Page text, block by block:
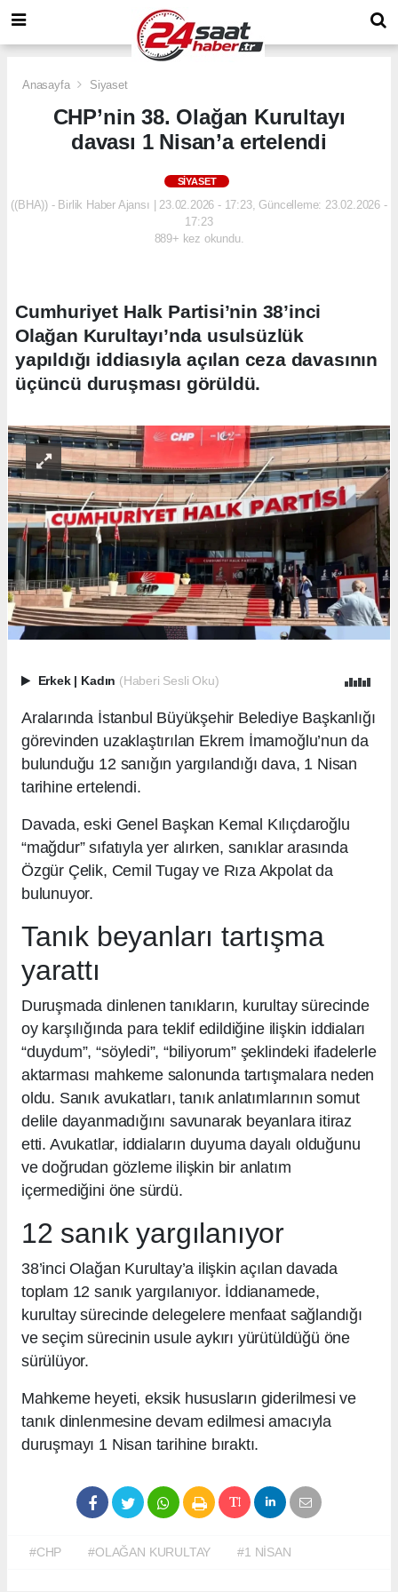
Anasayfa Siyaset
CHP’nin 38. Olağan Kurultayı
davası 1 Nisan’a ertelendi
SIYASET
((BHA)) - Birlik Haber Ajansı | 23.02.2026 - 17:23, Güncelleme: 23.02.2026 -
17:23
889+ kez okundu.
Cumhuriyet Halk Partisi’nin 38’inci
Olağan Kurultayı’nda usulsüzlük
yapıldığı iddiasıyla açılan ceza davasının
üçüncü duruşması görüldü.
Erkek | Kadın (Haberi Sesli Oku)
Aralarında İstanbul Büyükşehir Belediye Başkanlığı
görevinden uzaklaştırılan Ekrem İmamoğlu’nun da
bulunduğu 12 sanığın yargılandığı dava, 1 Nisan
tarihine ertelendi.
Davada, eski Genel Başkan Kemal Kılıçdaroğlu
“mağdur” sıfatıyla yer alırken, sanıklar arasında
Özgür Çelik, Cemil Tugay ve Rıza Akpolat da
bulunuyor.
Tanık beyanları tartışma
yarattı
Duruşmada dinlenen tanıkların, kurultay sürecinde
oy karşılığında para teklif edildiğine ilişkin iddiaları
“duydum”, “söyledi”, “biliyorum” şeklindeki ifadelerle
aktarması mahkeme salonunda tartışmalara neden
oldu. Sanık avukatları, tanık anlatımlarının somut
delile dayanmadığını savunarak beyanlara itiraz
etti. Avukatlar, iddiaların duyuma dayalı olduğunu
ve doğrudan gözleme ilişkin bir anlatım
içermediğini öne sürdü.
12 sanık yargılanıyor
38’inci Olağan Kurultay’a ilişkin açılan davada
toplam 12 sanık yargılanıyor. İddianamede,
kurultay sürecinde delegelere menfaat sağlandığı
ve seçim sürecinin usule aykırı yürütüldüğü öne
sürülüyor.
Mahkeme heyeti, eksik hususların giderilmesi ve
tanık dinlenmesine devam edilmesi amacıyla
duruşmayı 1 Nisan tarihine bıraktı.
#CHP #OLAĞAN KURULTAY #1 NİSAN